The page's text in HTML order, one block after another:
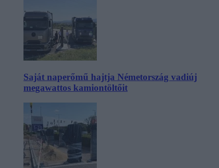
Saját naperőmű hajtja Németország vadiúj
megawattos kamiontöltőit